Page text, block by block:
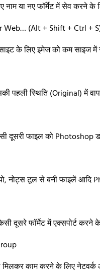
नाम या नए फॉर्मेट में सेव करने के
Web… (Alt + Shift + Ctrl +
के लिए इमेज को कम साइज
पहली स्थिति (Original) में
दूसरी फाइल को Photoshop
नोट्स टूल से बनी फाइलें आदि
दूसरे फॉर्मेट में एक्सपोर्ट करने
काम करने के लिए नेटवर्क